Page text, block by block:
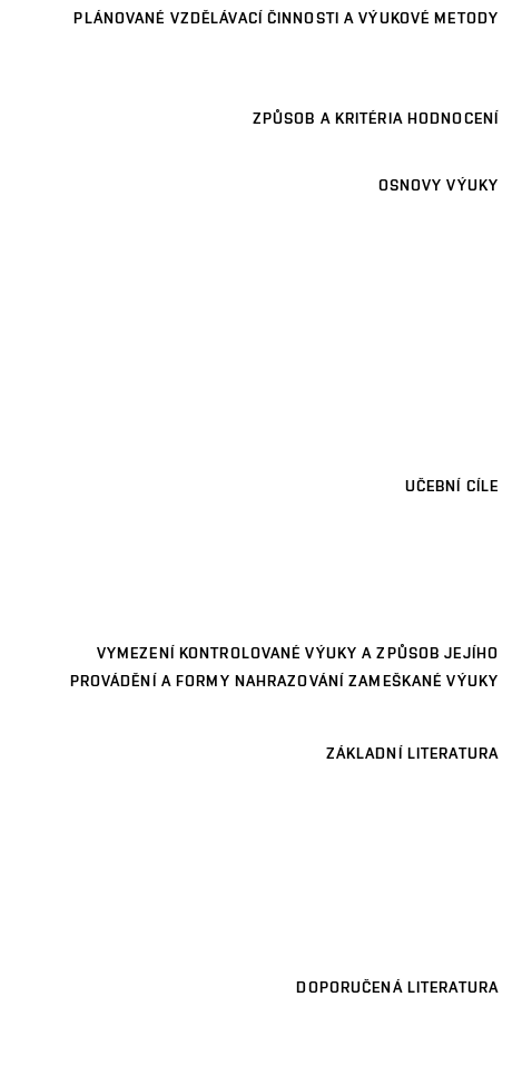
PLÁNOVANÉ VZDĚLÁVACÍ ČINNOSTI A VÝUKOVÉ METODY
ZPŮSOB A KRITÉRIA HODNOCENÍ
OSNOVY VÝUKY
UČEBNÍ CÍLE
VYMEZENÍ KONTROLOVANÉ VÝUKY A ZPŮSOB JEJÍHO
PROVÁDĚNÍ A FORMY NAHRAZOVÁNÍ ZAMEŠKANÉ VÝUKY
ZÁKLADNÍ LITERATURA
DOPORUČENÁ LITERATURA